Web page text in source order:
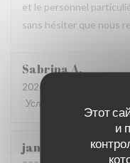
Этот
и
et le personnel
sans hésiter que nous
SabrinaA
2026-07-25
Услуги
jan